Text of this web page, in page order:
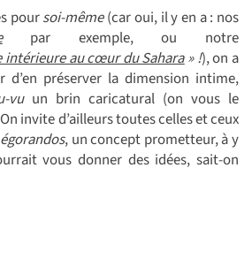
poursoi-même(car oui, il y en a : nos
par exemple, ou notre
intérieure au cœur du Sahara» !), on a
préserver la dimension intime,
vu un brin caricatural (on vous le
invite d’ailleurs toutes celles et ceux
égorandos, un concept prometteur, à y
vous donner des idées, sait-on